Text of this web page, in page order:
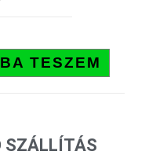
TESZEM
SZÁLLÍTÁS